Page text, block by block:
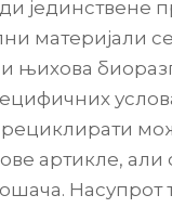
јединствене
материјали
њихова
рециклирати
артикле, али
Насупрот